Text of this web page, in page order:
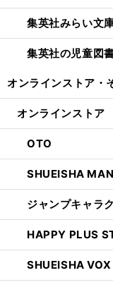
集英社みらい文
集英社の児童図
オンラインストア・
オンラインストア
OTO
SHUEISHA
ジャンプキャラ
HAPPY PLUS
SHUEISHA VOX